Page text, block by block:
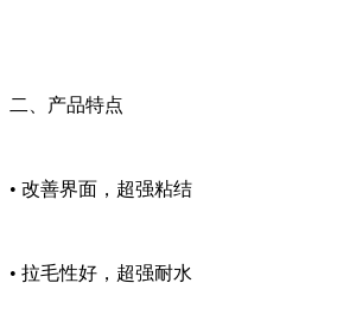
二、产品特点
• 改善界面，超强粘结
• 拉毛性好，超强耐水